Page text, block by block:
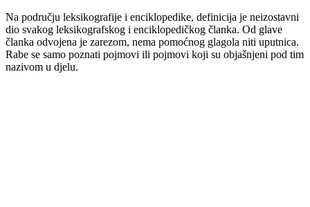
Na području leksikografije i enciklopedike, definicija je neizostavni
dio svakog leksikografskog i enciklopedičkog članka. Od glave
članka odvojena je zarezom, nema pomoćnog glagola niti uputnica.
Rabe se samo poznati pojmovi ili pojmovi koji su objašnjeni pod tim
nazivom u djelu.